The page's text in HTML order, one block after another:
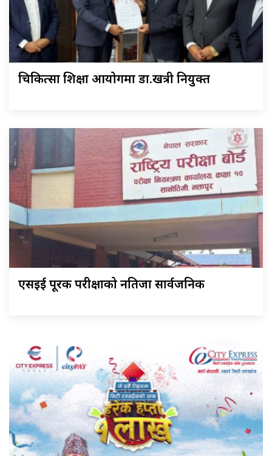
चिकित्सा शिक्षा आयोगमा डा.खत्री नियुक्त
एसइई पूरक परीक्षाको नतिजा सार्वजनिक